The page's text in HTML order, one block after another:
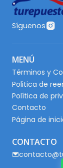
Síguenos
MENÚ
Términos y
Politica de
Política de
Contacto
Página de
CONTACTO